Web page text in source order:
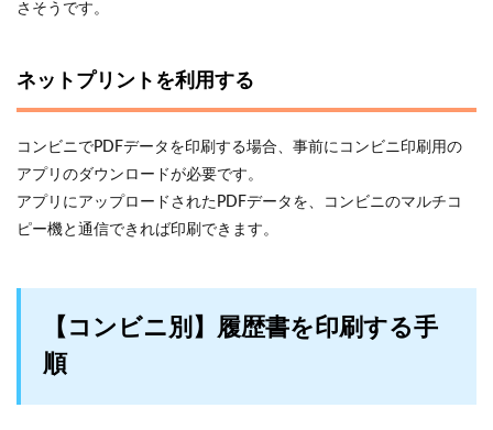
さそうです。
ネットプリントを利用する
コンビニでPDFデータを印刷する場合、事前にコンビニ印刷用の
アプリのダウンロードが必要です。
アプリにアップロードされたPDFデータを、コンビニのマルチコ
ピー機と通信できれば印刷できます。
【コンビニ別】履歴書を印刷する手
順